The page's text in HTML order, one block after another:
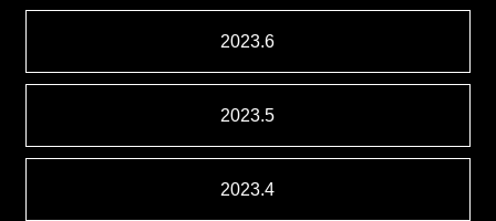
2023.6
2023.5
2023.4